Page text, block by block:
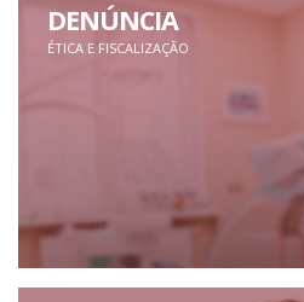
DENÚNCIA
ÉTICA E FISCALIZAÇÃO